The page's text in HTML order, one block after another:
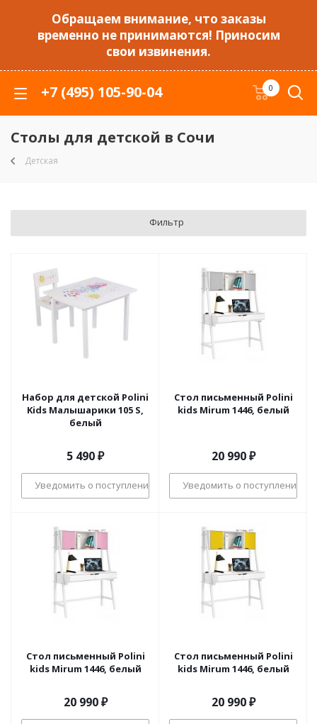
Обращаем внимание, что заказы
временно не принимаются! Приносим
свои извинения.
+7 (495) 105-90-04 0
Столы для детской в Сочи
Детская
Фильтр
Набор для детской Polini
Kids Малышарики 105 S,
белый
5 490₽
Уведомить о поступлении
Стол письменный Polini
kids Mirum 1446, белый
20 990₽
Уведомить о поступлении
Стол письменный Polini
kids Mirum 1446, белый
20 990₽
Стол письменный Polini
kids Mirum 1446, белый
20 990₽